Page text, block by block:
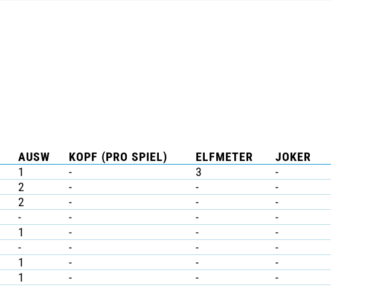
AUSW KOPF (PRO SPIEL) ELFMETER
JOKER
1 - 3
-
2 - -
-
2 - -
-
- - -
-
1 - -
-
- - -
-
1 - -
-
1 - - -